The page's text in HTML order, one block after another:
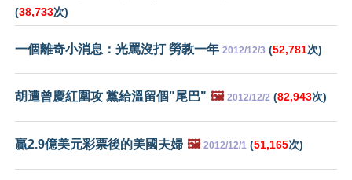
(38,733次)
一個離奇小消息：光罵沒打 勞教一年 2012/12/3 (52,781次)
胡遭曾慶紅圍攻 黨給溫留個"尾巴" 🖼️ 2012/12/2 (82,943次)
贏2.9億美元彩票後的美國夫婦 🖼️ 2012/12/1 (51,165次)